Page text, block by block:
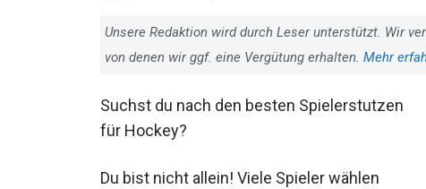
Unsere Redaktion wird durch Leser unterstützt. Wir
von denen wir ggf. eine Vergütung erhalten. Mehr
Suchst du nach den besten Spielerstutzen
für Hockey?
Du bist nicht allein! Viele Spieler wählen